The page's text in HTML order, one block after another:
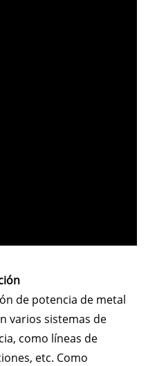
de potencia de metal
varios sistemas de
como líneas de
etc. Como